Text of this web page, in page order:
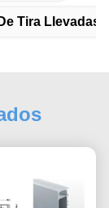
Tira Llevadas